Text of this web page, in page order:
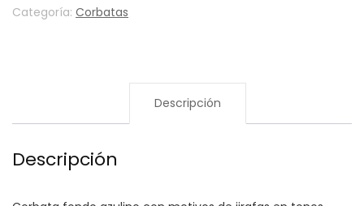
Categoría: Corbatas
Descripción
Descripción